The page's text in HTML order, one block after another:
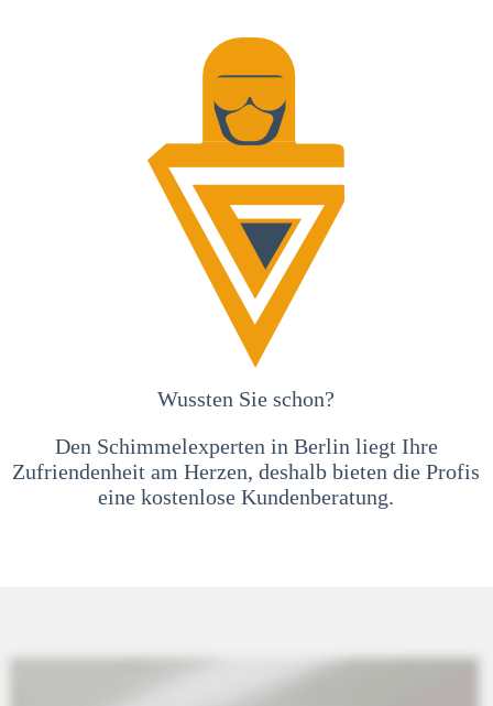
Wussten Sie schon?
Den Schimmelexperten in Berlin liegt Ihre
Zufriendenheit am Herzen, deshalb bieten die Profis
eine kostenlose Kundenberatung.